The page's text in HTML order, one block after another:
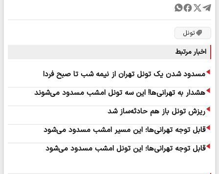
تونل
اخبار مرتبط
مسدود شدن یک تونل تهران از نیمه شب تا صبح فردا
هشدار به تهرانی‌ها! این سه تونل امشب مسدود می‌شوند
ریزش تونل باز هم حادثه‌ساز شد
قابل توجه تهرانی‌ها؛ این مسیر امشب مسدود می‌شود
قابل توجه تهرانی‌ها؛ این تونل امشب مسدود می‌شود